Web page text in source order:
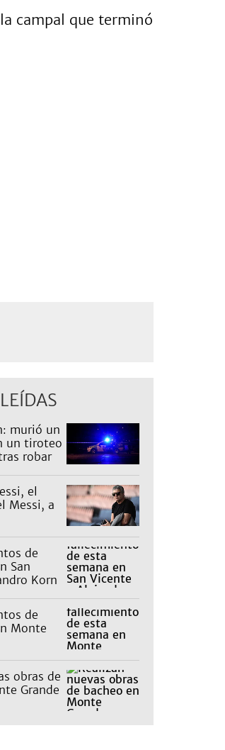
campal que terminó
murió un
un tiroteo
robar
el
Messi, a
de
San
Korn
de
Monte
obras de
Grande